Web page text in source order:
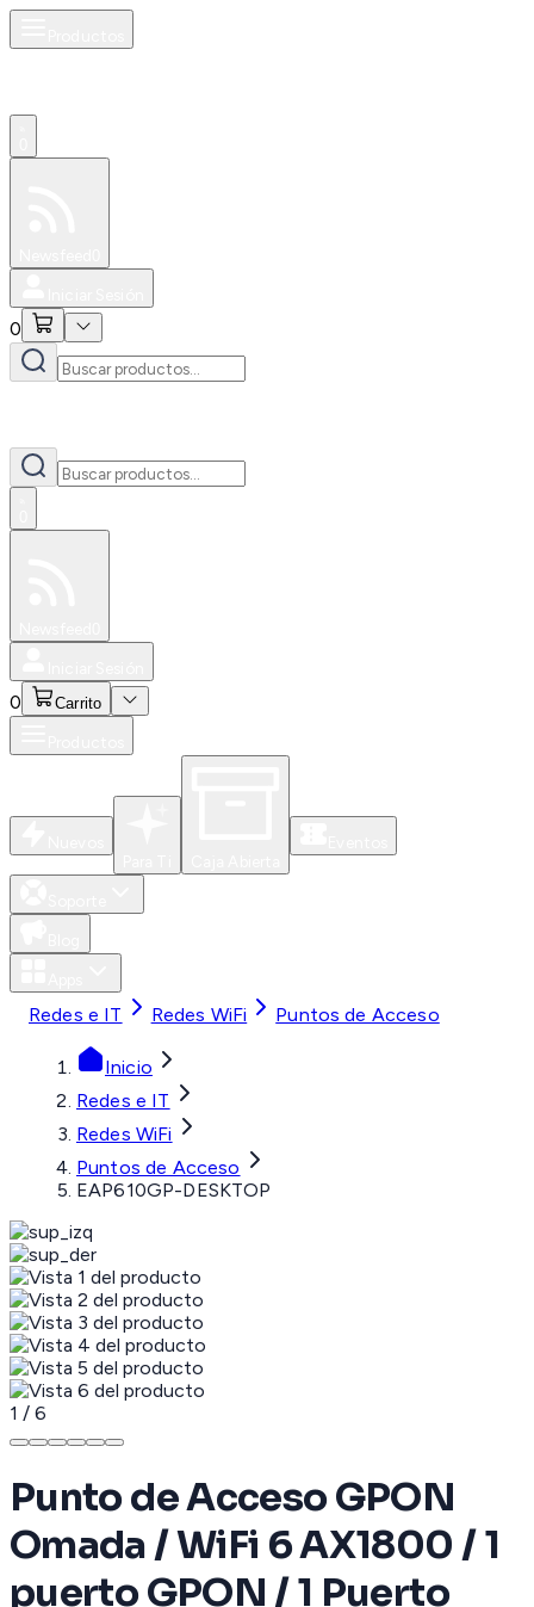
0
0 Carrito
Redes e IT Redes WiFi Puntos de Acceso
Inicio
Redes e IT
Redes WiFi
Puntos de Acceso
EAP610GP-DESKTOP
1 / 6
Punto de Acceso GPON
Omada / WiFi 6 AX1800 / 1
puerto GPON / 1 Puerto